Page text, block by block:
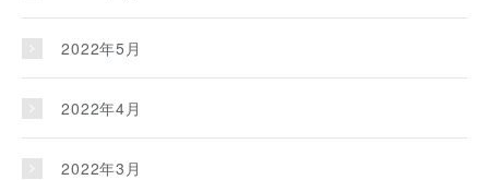
2022年5月
2022年4月
2022年3月